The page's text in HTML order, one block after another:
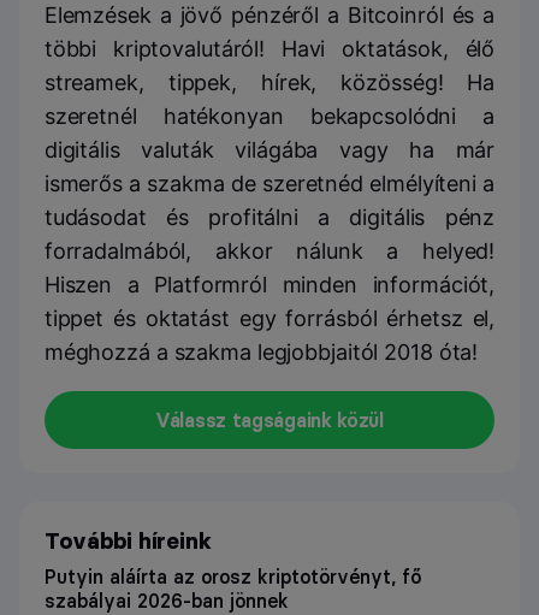
Elemzések a jövő pénzéről a Bitcoinról és a
többi kriptovalutáról! Havi oktatások, élő
streamek, tippek, hírek, közösség! Ha
szeretnél hatékonyan bekapcsolódni a
digitális valuták világába vagy ha már
ismerős a szakma de szeretnéd elmélyíteni a
tudásodat és profitálni a digitális pénz
forradalmából, akkor nálunk a helyed!
Hiszen a Platformról minden információt,
tippet és oktatást egy forrásból érhetsz el,
méghozzá a szakma legjobbjaitól 2018 óta!
Válassz tagságaink közül
További híreink
Putyin aláírta az orosz kriptotörvényt, fő
szabályai 2026-ban jönnek